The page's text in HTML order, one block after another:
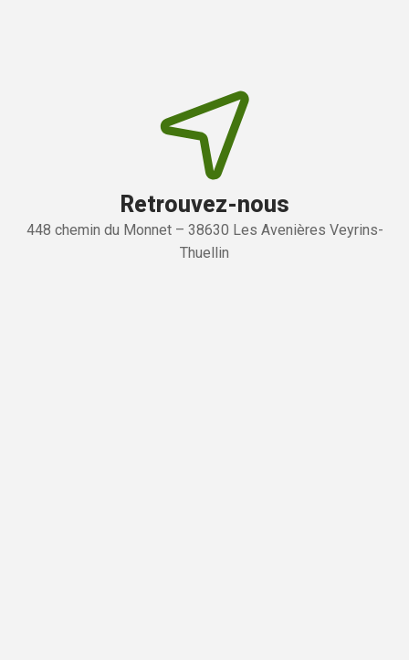
Retrouvez-nous
448 chemin du Monnet – 38630 Les Avenières Veyrins-
Thuellin